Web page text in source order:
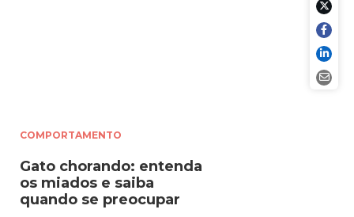
COMPORTAMENTO
Gato chorando: entenda
os miados e saiba
quando se preocupar